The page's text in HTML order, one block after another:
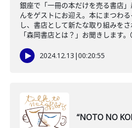
銀座で「一冊の本だけを売る書店
んをゲストにお迎え。本にまつわ
し、書店として新たな取り組みを
「森岡書店とは？」お聞きします
2024.12.13 |00:20:55
“NOTO NO